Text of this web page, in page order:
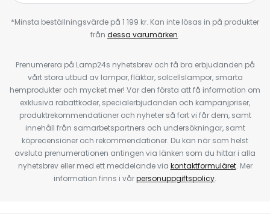
*Minsta beställningsvärde på 1 199 kr. Kan inte lösas in på produkter
från dessa varumärken.
Prenumerera på Lamp24s nyhetsbrev och få bra erbjudanden på
vårt stora utbud av lampor, fläktar, solcellslampor, smarta
hemprodukter och mycket mer! Var den första att få information om
exklusiva rabattkoder, specialerbjudanden och kampanjpriser,
produktrekommendationer och nyheter så fort vi får dem, samt
innehåll från samarbetspartners och undersökningar, samt
köprecensioner och rekommendationer. Du kan när som helst
avsluta prenumerationen antingen via länken som du hittar i alla
nyhetsbrev eller med ett meddelande via kontaktformuläret. Mer
information finns i vårpersonuppgiftspolicy.